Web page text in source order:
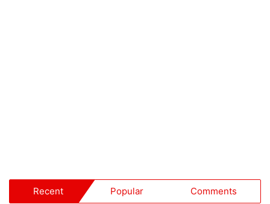
Recent Popular Comments